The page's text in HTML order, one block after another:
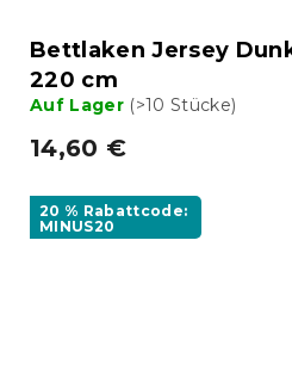
Bettlaken Jersey
220 cm
Auf Lager (>10 Stücke)
14,60 €
20 % Rabattcode:
MINUS20